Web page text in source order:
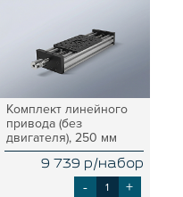
Комплект линейного
привода (без
двигателя), 250 мм
9 739 р/набор
- +